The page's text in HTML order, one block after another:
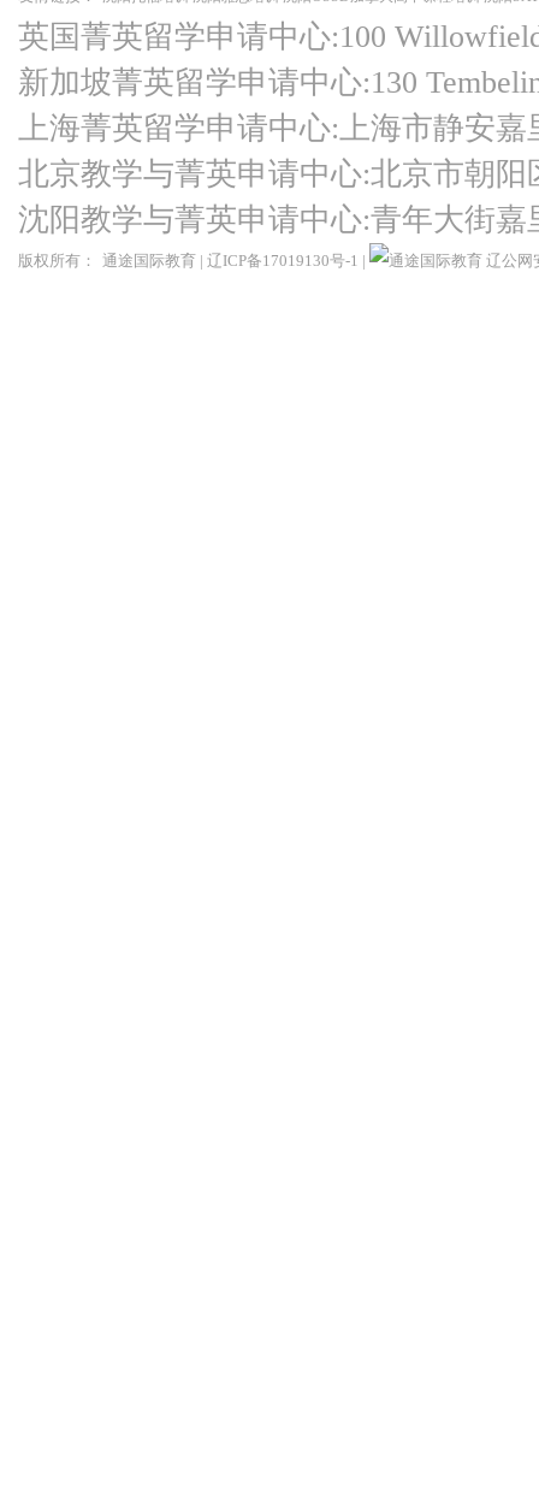
英国菁英留学申请中心:100
新加坡菁英留学申请中心:130
上海菁英留学申请中心:上海市静安嘉
北京教学与菁英申请中心:北京市朝
沈阳教学与菁英申请中心:青年大街
版权所有： 通途国际教育 | 辽ICP备17019130号-1 | 辽公网